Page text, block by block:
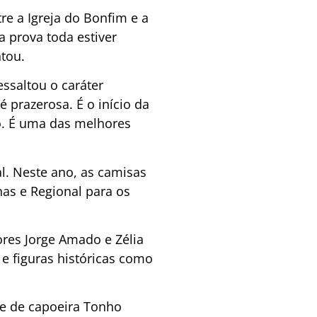
a Igreja do Bonfim e a
prova toda estiver
o caráter
prazerosa. É o início da
É uma das melhores
Neste ano, as camisas
e Regional para os
Jorge Amado e Zélia
figuras históricas como
de capoeira Tonho